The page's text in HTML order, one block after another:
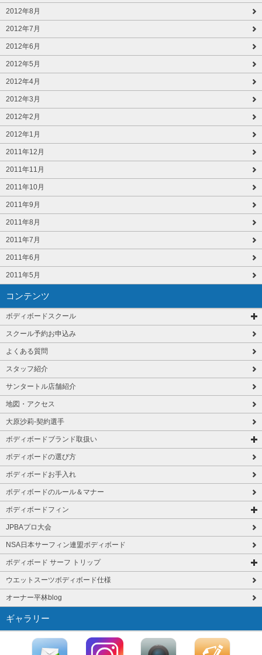
2012年8月
2012年7月
2012年6月
2012年5月
2012年4月
2012年3月
2012年2月
2012年1月
2011年12月
2011年11月
2011年10月
2011年9月
2011年8月
2011年7月
2011年6月
2011年5月
コンテンツ
ボディボードスクール
スクール予約お申込み
よくある質問
スタッフ紹介
サンタートル店舗紹介
地図・アクセス
大原沙莉-契約選手
ボディボードブランド取扱い
ボディボードの選び方
ボディボードお手入れ
ボディボードのルール＆マナー
ボディボードフィン
JPBAプロ大会
NSA日本サーフィン連盟ボディボード
ボディボード サーフ トリップ
ウエットスーツボディボード仕様
オーナー平林blog
ギャラリー